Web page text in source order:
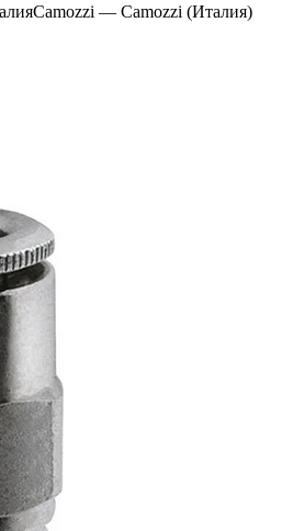
Camozzi — Camozzi (Италия)